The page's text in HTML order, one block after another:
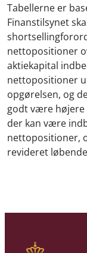
Tabellerne er
Finanstilsynet
nettopositioner
aktiekapital
nettopositioner
opgørelsen, og
godt være højere
der kan være
nettopositioner,
revideret